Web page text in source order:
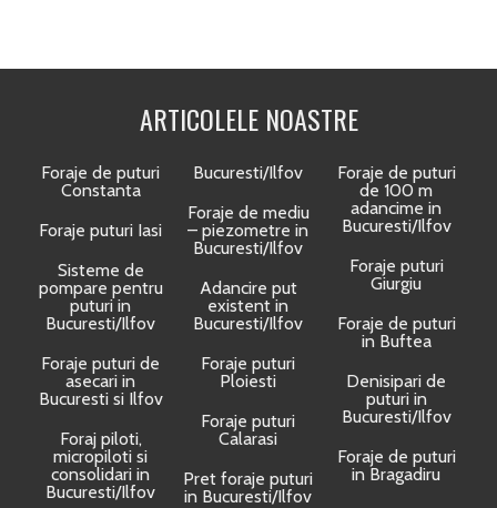
ARTICOLELE NOASTRE
Foraje de puturi
Constanta
Foraje puturi Iasi
Sisteme de
pompare pentru
puturi in
Bucuresti/Ilfov
Foraje puturi de
asecari in
Bucuresti si Ilfov
Foraj piloti,
micropiloti si
consolidari in
Bucuresti/Ilfov
Bucuresti/Ilfov
Foraje de mediu
– piezometre in
Bucuresti/Ilfov
Adancire put
existent in
Bucuresti/Ilfov
Foraje puturi
Ploiesti
Foraje puturi
Calarasi
Pret foraje puturi
in Bucuresti/Ilfov
Foraje de puturi
de 100 m
adancime in
Bucuresti/Ilfov
Foraje puturi
Giurgiu
Foraje de puturi
in Buftea
Denisipari de
puturi in
Bucuresti/Ilfov
Foraje de puturi
in Bragadiru